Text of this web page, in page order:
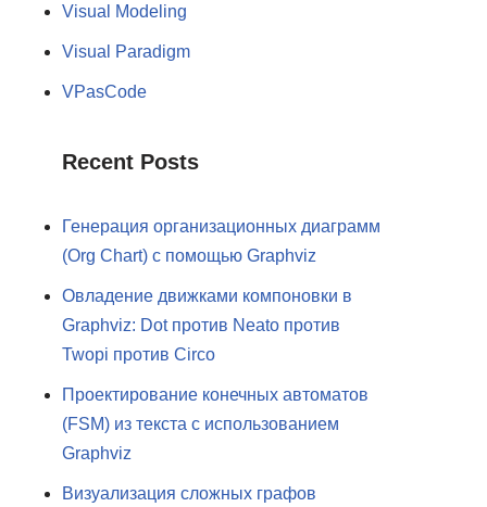
Visual Modeling
Visual Paradigm
VPasCode
Recent Posts
Генерация организационных диаграмм
(Org Chart) с помощью Graphviz
Овладение движками компоновки в
Graphviz: Dot против Neato против
Twopi против Circo
Проектирование конечных автоматов
(FSM) из текста с использованием
Graphviz
Визуализация сложных графов